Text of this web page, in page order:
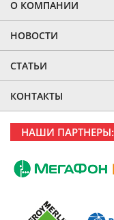
О КОМПАНИИ
НОВОСТИ
СТАТЬИ
КОНТАКТЫ
НАШИ ПАРТНЕРЫ: